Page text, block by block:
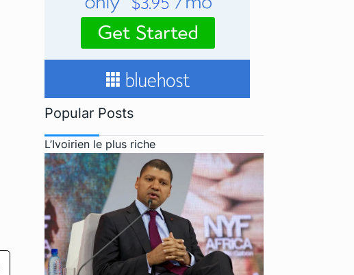
Popular Posts
L’Ivoirien le plus riche